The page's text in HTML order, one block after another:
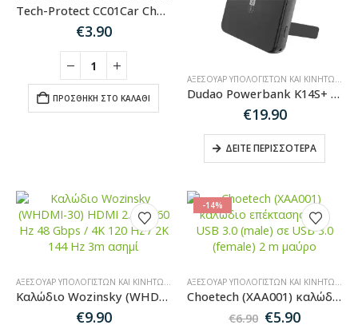
Tech-Protect CC01Car Charger 45W 2-Port USB-A / USB-C – Black
€3.90
ΠΡΟΣΘΉΚΗ ΣΤΟ ΚΑΛΆΘΙ
ΑΞΕΣΟΥΆΡ ΥΠΟΛΟΓΙΣΤΏΝ ΚΑΙ ΚΙΝΗΤΏΝ
Dudao Powerbank K14S+ 10000mAh 20W USB-A / USB-C / MagSafe with stand – black
€19.90
ΔΕΊΤΕ ΠΕΡΙΣΣΌΤΕΡΑ
ΑΞΕΣΟΥΆΡ ΥΠΟΛΟΓΙΣΤΏΝ ΚΑΙ ΚΙΝΗΤΏΝ ΚΑΛΏΔΙΑ ΉΧΟΥ-HDMI-ΔΙΚΤΎΟΥ
Καλώδιο Wozinsky (WHDMI-30) HDMI 2.1 8K 60 Hz 48 Gbps / 4K 120 Hz / 2K 144 Hz 3m ασημί
€9.90
-14%
ΑΞΕΣΟΥΆΡ ΥΠΟΛΟΓΙΣΤΏΝ ΚΑΙ ΚΙΝΗΤΏΝ
Choetech (XAA001) καλώδιο επέκτασης από USB 3.0 (male) σε USB 3.0 (female) 2 m μαύρο
€6.90 Original
€5.90Η